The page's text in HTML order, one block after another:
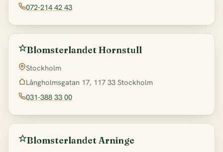
072-214 42 43
Blomsterlandet Hornstull
Stockholm
Långholmsgatan 17, 117 33 Stockholm
031-388 33 00
Blomsterlandet Arninge